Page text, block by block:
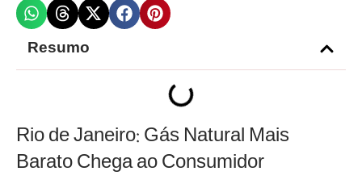
Resumo
Rio de Janeiro: Gás Natural Mais
Barato Chega ao Consumidor